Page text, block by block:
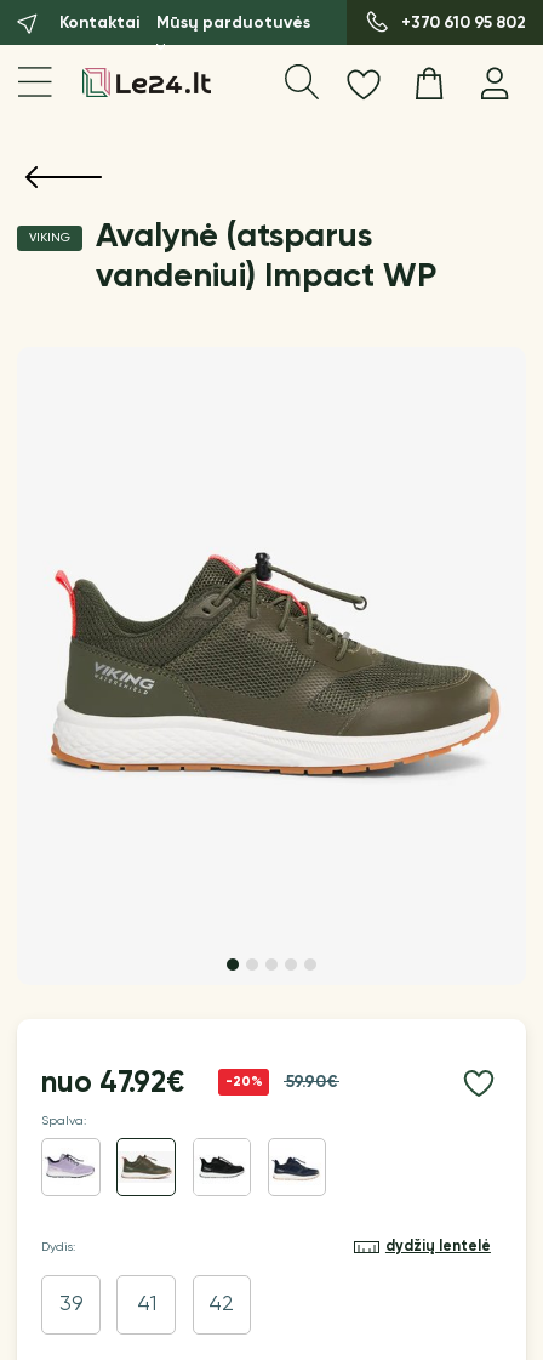
Kontaktai Mūsų parduotuvės +370 610 95 802
VIKING
Avalynė (atsparus
vandeniui) Impact WP
nuo 47.92€ -20% 59.90€
Spalva:
Dydis: dydžių lentelė
39 41 42